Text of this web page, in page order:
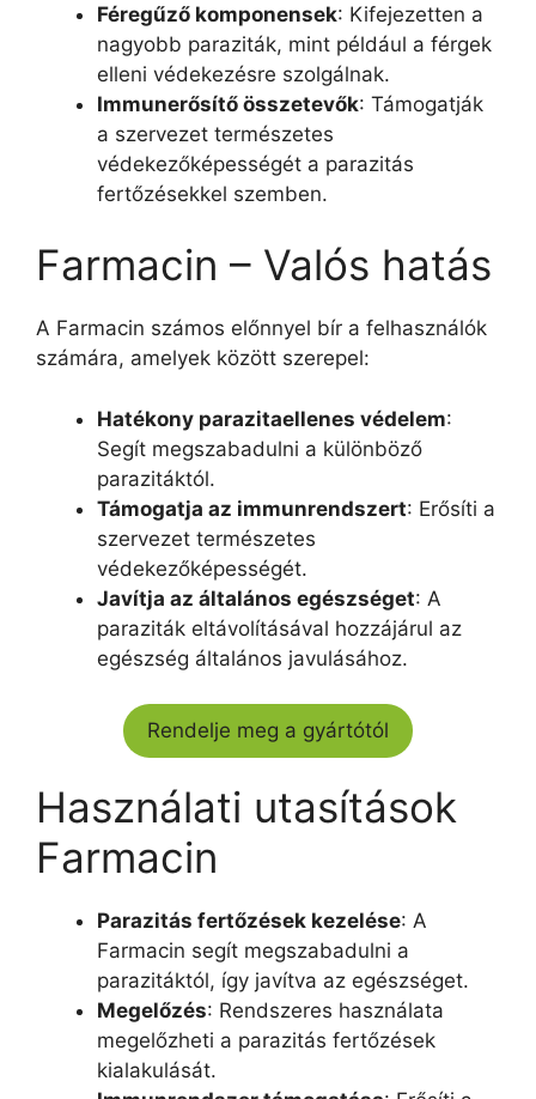
Féregűző komponensek: Kifejezetten a
nagyobb paraziták, mint például a férgek
elleni védekezésre szolgálnak.
Immunerősítő összetevők: Támogatják
a szervezet természetes
védekezőképességét a parazitás
fertőzésekkel szemben.
Farmacin – Valós hatás
A Farmacin számos előnnyel bír a felhasználók
számára, amelyek között szerepel:
Hatékony parazitaellenes védelem:
Segít megszabadulni a különböző
parazitáktól.
Támogatja az immunrendszert: Erősíti a
szervezet természetes
védekezőképességét.
Javítja az általános egészséget: A
paraziták eltávolításával hozzájárul az
egészség általános javulásához.
Rendelje meg a gyártótól
Használati utasítások
Farmacin
Parazitás fertőzések kezelése: A
Farmacin segít megszabadulni a
parazitáktól, így javítva az egészséget.
Megelőzés: Rendszeres használata
megelőzheti a parazitás fertőzések
kialakulását.